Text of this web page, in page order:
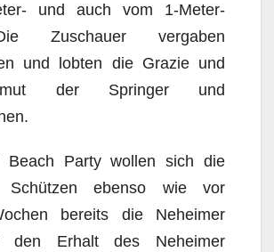
und auch vom 1-Meter-
Zuschauer vergaben
und lobten die Grazie und
der Springer und
Beach Party wollen sich die
Schützen ebenso wie vor
bereits die Neheimer
den Erhalt des Neheimer